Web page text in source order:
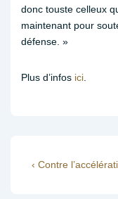
donc touste celleux
maintenant pour
défense. »
Plus d’infos ici
Previous
‹ Contre